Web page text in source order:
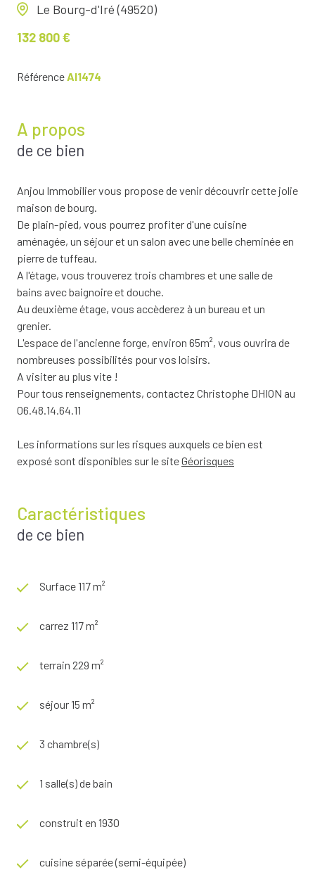
Le Bourg-d'Iré (49520)
132 800 €
RéférenceAI1474
A propos
de ce bien
Anjou Immobilier vous propose de venir découvrir cette jolie
maison de bourg.
De plain-pied, vous pourrez profiter d'une cuisine
aménagée, un séjour et un salon avec une belle cheminée en
pierre de tuffeau.
A l'étage, vous trouverez trois chambres et une salle de
bains avec baignoire et douche.
Au deuxième étage, vous accèderez à un bureau et un
grenier.
L'espace de l'ancienne forge, environ 65m², vous ouvrira de
nombreuses possibilités pour vos loisirs.
A visiter au plus vite !
Pour tous renseignements, contactez Christophe DHION au
06.48.14.64.11
Les informations sur les risques auxquels ce bien est
exposé sont disponibles sur le siteGéorisques
Caractéristiques
de ce bien
Surface 117 m²
carrez 117 m²
terrain 229 m²
séjour 15 m²
3 chambre(s)
1 salle(s) de bain
construit en 1930
cuisine séparée (semi-équipée)